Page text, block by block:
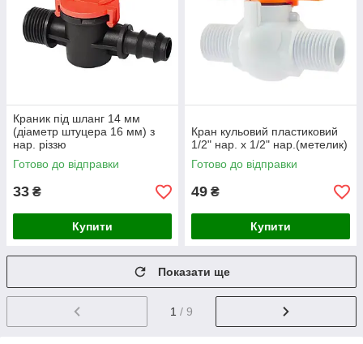
Краник під шланг 14 мм
(діаметр штуцера 16 мм) з
нар. різзю
Готово до відправки
33 ₴
Купити
Кран кульовий пластиковий
1/2" нар. х 1/2" нар.(метелик)
Готово до відправки
49 ₴
Купити
Показати ще
1 / 9